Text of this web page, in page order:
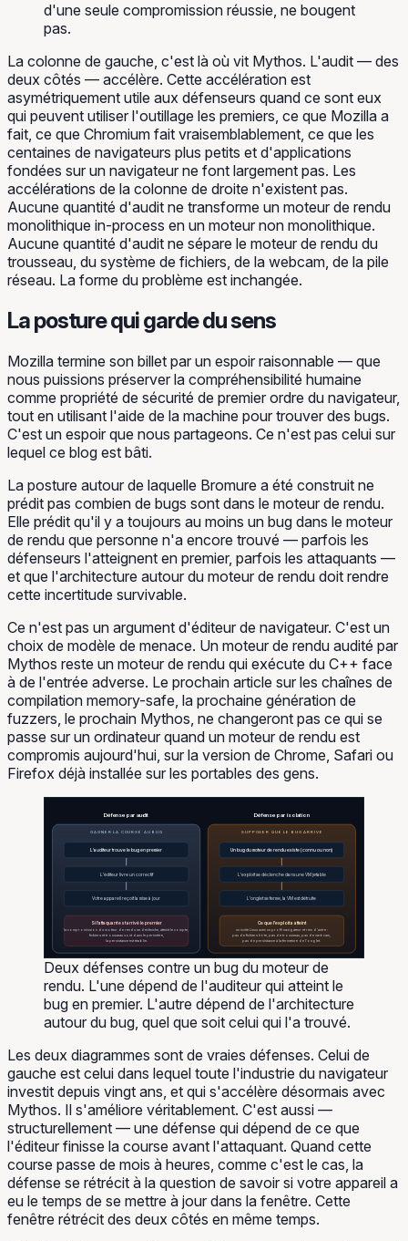
d'une seule compromission réussie, ne bougent
pas.
La colonne de gauche, c'est là où vit Mythos. L'audit — des
deux côtés — accélère. Cette accélération est
asymétriquement utile aux défenseurs quand ce sont eux
qui peuvent utiliser l'outillage les premiers, ce que Mozilla a
fait, ce que Chromium fait vraisemblablement, ce que les
centaines de navigateurs plus petits et d'applications
fondées sur un navigateur ne font largement pas. Les
accélérations de la colonne de droite n'existent pas.
Aucune quantité d'audit ne transforme un moteur de rendu
monolithique in-process en un moteur non monolithique.
Aucune quantité d'audit ne sépare le moteur de rendu du
trousseau, du système de fichiers, de la webcam, de la pile
réseau. La forme du problème est inchangée.
La posture qui garde du sens
Mozilla termine son billet par un espoir raisonnable — que
nous puissions préserver la compréhensibilité humaine
comme propriété de sécurité de premier ordre du navigateur,
tout en utilisant l'aide de la machine pour trouver des bugs.
C'est un espoir que nous partageons. Ce n'est pas celui sur
lequel ce blog est bâti.
La posture autour de laquelle Bromure a été construit ne
prédit pas combien de bugs sont dans le moteur de rendu.
Elle prédit qu'il y a toujours au moins un bug dans le moteur
de rendu que personne n'a encore trouvé — parfois les
défenseurs l'atteignent en premier, parfois les attaquants —
et que l'architecture autour du moteur de rendu doit rendre
cette incertitude survivable.
Ce n'est pas un argument d'éditeur de navigateur. C'est un
choix de modèle de menace. Un moteur de rendu audité par
Mythos reste un moteur de rendu qui exécute du C++ face
à de l'entrée adverse. Le prochain article sur les chaînes de
compilation memory-safe, la prochaine génération de
fuzzers, le prochain Mythos, ne changeront pas ce qui se
passe sur un ordinateur quand un moteur de rendu est
compromis aujourd'hui , sur la version de Chrome, Safari ou
Firefox déjà installée sur les portables des gens.
Défense par audit
GAGNER LA COURSE AU BUG
L'auditeur trouve le bug en premier
L'éditeur livre un correctif
Votre appareil reçoit la mise à jour
Si l'attaquant est arrivé le premier
la compromission du moteur de rendu se déclenche, atteint le compte,
fichiers et trousseau sont dans le périmètre,
la persistance est établie.
Défense par isolation
SUPPOSER QUE LE BUG ARRIVE
Un bug du moteur de rendu existe (connu ou non)
L'exploit se déclenche dans une VM jetable
L'onglet se ferme, la VM est détruite
Ce que l'exploit a atteint
un invité Linux avec un profil navigateur et rien d'autre :
pas de fichiers hôte, pas de trousseau, pas de webcam,
pas de persistance à la fermeture de l'onglet.
Deux défenses contre un bug du moteur de
rendu. L'une dépend de l'auditeur qui atteint le
bug en premier. L'autre dépend de l'architecture
autour du bug, quel que soit celui qui l'a trouvé.
Les deux diagrammes sont de vraies défenses. Celui de
gauche est celui dans lequel toute l'industrie du navigateur
investit depuis vingt ans, et qui s'accélère désormais avec
Mythos. Il s'améliore véritablement. C'est aussi —
structurellement — une défense qui dépend de ce que
l'éditeur finisse la course avant l'attaquant. Quand cette
course passe de mois à heures, comme c'est le cas, la
défense se rétrécit à la question de savoir si votre appareil a
eu le temps de se mettre à jour dans la fenêtre. Cette
fenêtre rétrécit des deux côtés en même temps.